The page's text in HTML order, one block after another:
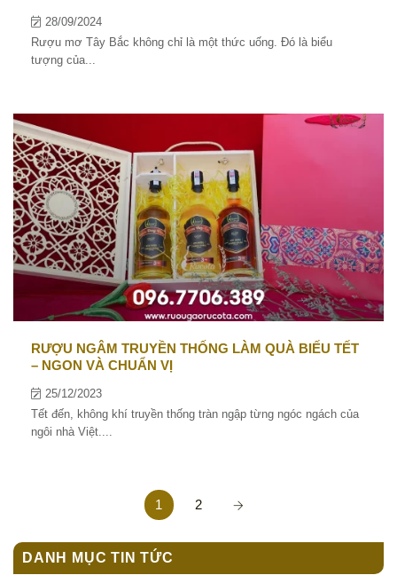
Rượu mơ Tây Bắc không chỉ là một thức uống. Đó là biểu
tượng của...
28/09/2024
RƯỢU NGÂM TRUYỀN THỐNG LÀM QUÀ BIẾU TẾT
– NGON VÀ CHUẨN VỊ
Tết đến, không khí truyền thống tràn ngập từng ngóc ngách của
ngôi nhà Việt....
25/12/2023
1 2
DANH MỤC TIN TỨC